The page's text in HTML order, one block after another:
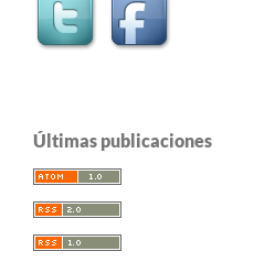
Últimas publicaciones